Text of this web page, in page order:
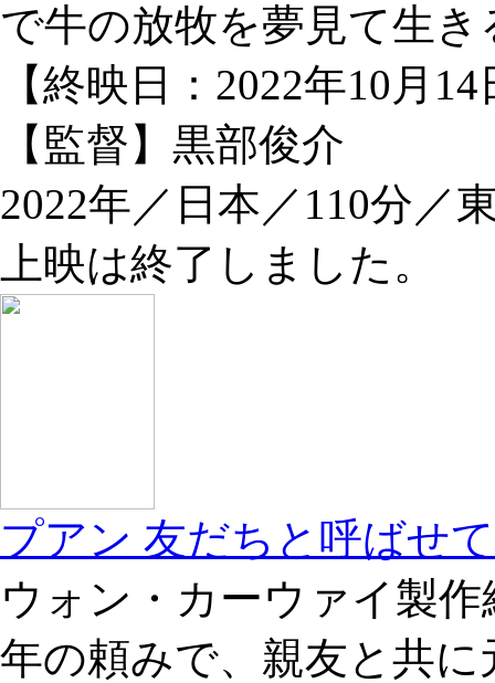
で牛の放牧を夢見て生
【終映日：2022年10月
【監督】黒部俊介
2022年／日本／110分／
上映は終了しました。
プアン 友だちと呼ばせて
ウォン・カーウァイ製
年の頼みで、親友と共